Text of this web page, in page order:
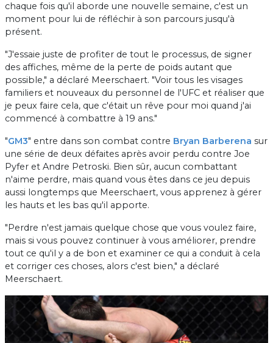
chaque fois qu'il aborde une nouvelle semaine, c'est un
moment pour lui de réfléchir à son parcours jusqu'à
présent.
"J'essaie juste de profiter de tout le processus, de signer
des affiches, même de la perte de poids autant que
possible," a déclaré Meerschaert. "Voir tous les visages
familiers et nouveaux du personnel de l'UFC et réaliser que
je peux faire cela, que c'était un rêve pour moi quand j'ai
commencé à combattre à 19 ans."
"GM3" entre dans son combat contre Bryan Barberena sur
une série de deux défaites après avoir perdu contre Joe
Pyfer et Andre Petroski. Bien sûr, aucun combattant
n'aime perdre, mais quand vous êtes dans ce jeu depuis
aussi longtemps que Meerschaert, vous apprenez à gérer
les hauts et les bas qu'il apporte.
"Perdre n'est jamais quelque chose que vous voulez faire,
mais si vous pouvez continuer à vous améliorer, prendre
tout ce qu'il y a de bon et examiner ce qui a conduit à cela
et corriger ces choses, alors c'est bien," a déclaré
Meerschaert.